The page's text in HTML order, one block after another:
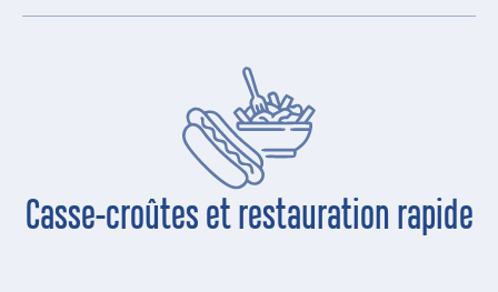
Casse-croûtes et restauration rapide